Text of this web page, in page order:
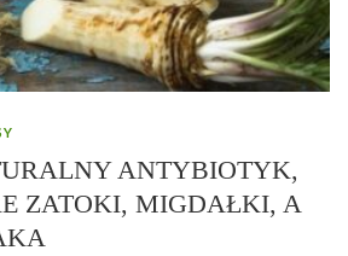
ANTYBIOTYK,
ZATOKI, MIGDAŁKI, A